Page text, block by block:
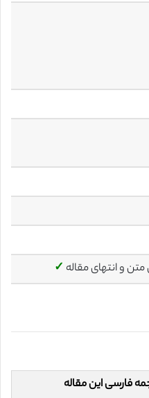
و انتهای مقاله ✓
فارسی این مقاله